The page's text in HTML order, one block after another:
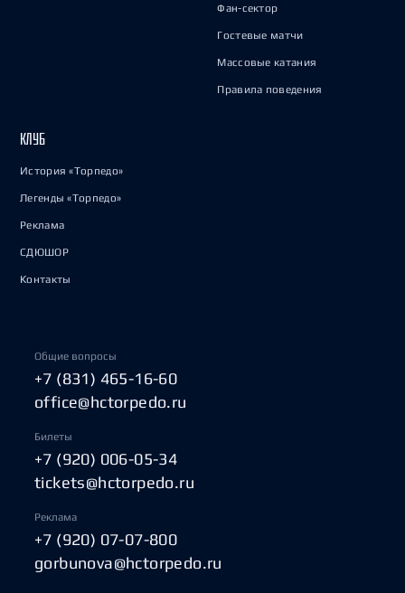
Фан-сектор
Гостевые матчи
Массовые катания
Правила поведения
КЛУБ
История «Торпедо»
Легенды «Торпедо»
Реклама
СДЮШОР
Контакты
Общие вопросы
+7 (831) 465-16-60
office@hctorpedo.ru
Билеты
+7 (920) 006-05-34
tickets@hctorpedo.ru
Реклама
+7 (920) 07-07-800
gorbunova@hctorpedo.ru